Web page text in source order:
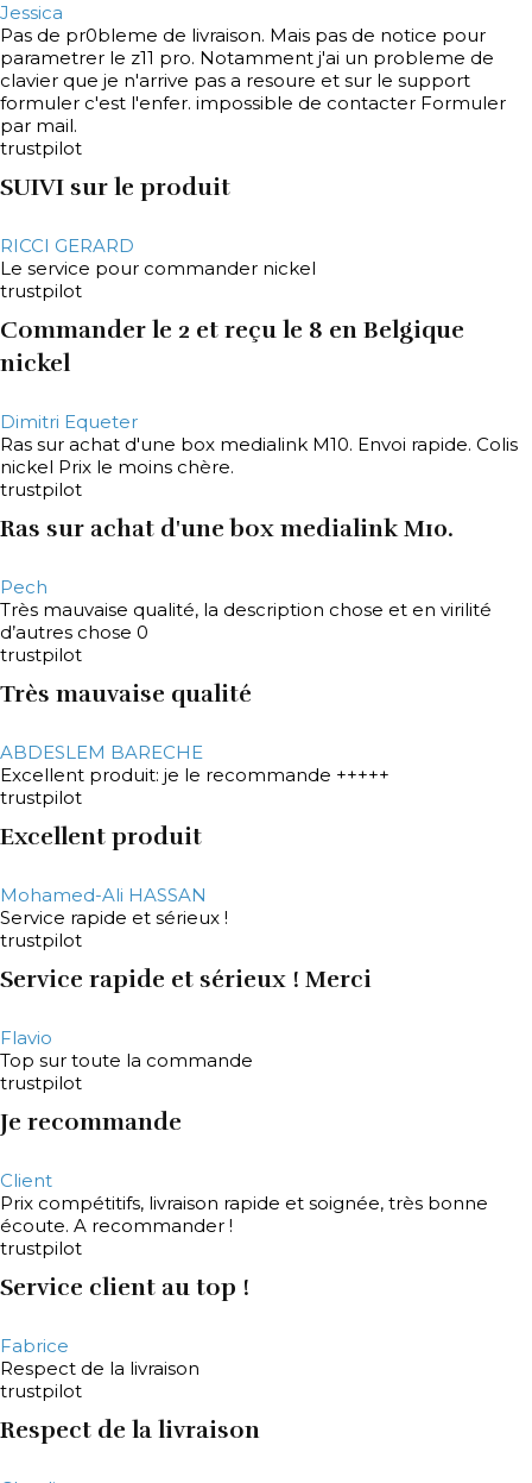
Jessica
Pas de pr0bleme de livraison. Mais pas de notice pour
parametrer le z11 pro. Notamment j'ai un probleme de
clavier que je n'arrive pas a resoure et sur le support
formuler c'est l'enfer. impossible de contacter Formuler
par mail.
trustpilot
SUIVI sur le produit
RICCI GERARD
Le service pour commander nickel
trustpilot
Commander le 2 et reçu le 8 en Belgique
nickel
Dimitri Equeter
Ras sur achat d'une box medialink M10. Envoi rapide. Colis
nickel Prix le moins chère.
trustpilot
Ras sur achat d'une box medialink M10.
Pech
Très mauvaise qualité, la description chose et en virilité
d’autres chose 0
trustpilot
Très mauvaise qualité
ABDESLEM BARECHE
Excellent produit: je le recommande +++++
trustpilot
Excellent produit
Mohamed-Ali HASSAN
Service rapide et sérieux !
trustpilot
Service rapide et sérieux ! Merci
Flavio
Top sur toute la commande
trustpilot
Je recommande
Client
Prix compétitifs, livraison rapide et soignée, très bonne
écoute. A recommander !
trustpilot
Service client au top !
Fabrice
Respect de la livraison
trustpilot
Respect de la livraison